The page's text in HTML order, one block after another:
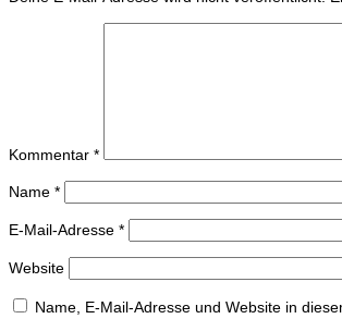
Kommentar *
Name *
E-Mail-Adresse *
Website
Name, E-Mail-Adresse und Website in